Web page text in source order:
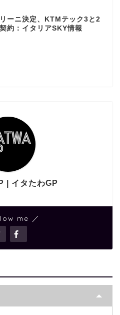
ーニ決定、KTMテック3と2
約：イタリアSKY情報
| イタたわGP
me ／